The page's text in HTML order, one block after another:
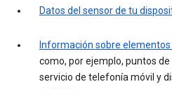
Datos del sensor de tu
Información sobre
como, por ejemplo, puntos de
servicio de telefonía móvil y